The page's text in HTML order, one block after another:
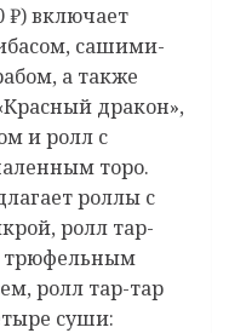
₽) включает
сашими-
а также
дракон»,
и ролл с
торо.
роллы с
ролл тар-
трюфельным
ролл тар-тар
суши: